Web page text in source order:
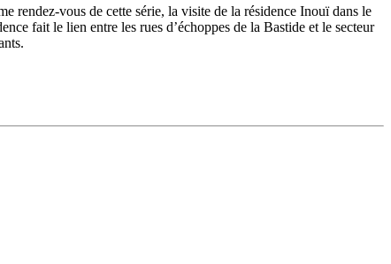
rendez-vous de cette série, la visite de la résidence Inouï dans le
fait le lien entre les rues d’échoppes de la Bastide et le secteur